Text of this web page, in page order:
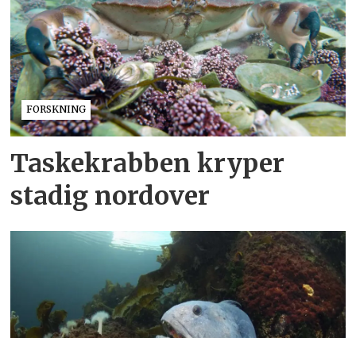
FORSKNING
Taskekrabben kryper
stadig nordover